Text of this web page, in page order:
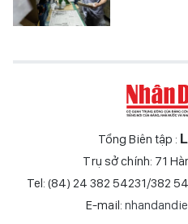
Tổng Biên tập :
Trụ sở chính: 71
Tel: (84) 24 382 54231/382
E-mail: